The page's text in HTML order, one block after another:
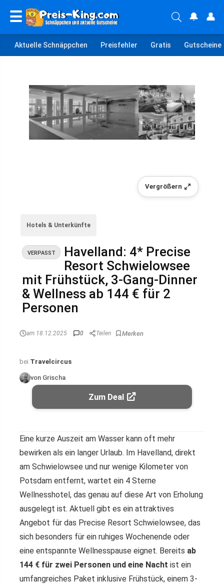
☰ 🔔 👤
Aktuelle Schnäppchen Preisfehler Gratis Gutscheine
Vergrößern
Hotels & Unterkünfte
VERPASST
Havelland: 4* Precise
Resort Schwielowsee
mit Frühstück, 3-Gang-Dinner
& Wellness ab 144 € für 2
Personen
am 18.12.2025 0 Teilen
bei Travelcircus
von Grischa
Zum Deal
Eine kurze Auszeit am Wasser kann oft mehr
bewirken als ein langer Urlaub. Im Havelland, direkt
am Schwielowsee und nur wenige Kilometer von
Potsdam entfernt, wartet ein 4 Sterne
Wellnesshotel, das genau auf diese Art von Erholung
ausgelegt ist. Aktuell gibt es ein attraktives
Angebot für das Precise Resort Schwielowsee, das
sich besonders für ein ruhiges Wochenende oder
eine entspannte Wellnesspause eignet. Bereits ab
144 € für zwei Personen und eine Nacht ist ein
umfangreiches Paket inklusive Frühstück, einem 3-